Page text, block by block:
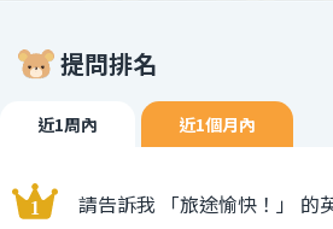
提問排名
近1周內 近1個月內
請告訴我 「旅途愉快！」 的